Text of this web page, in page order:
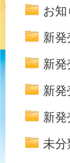
お知
新発
新発
新発
新発
未分